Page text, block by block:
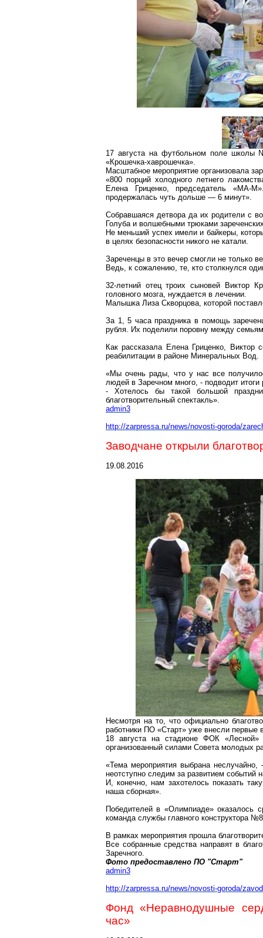
17 августа на футбольном поле школы
«Крошечка-хаврошечка».
Масштабное мероприятие организовала
«800 порций холодного летнего
Елена
Гриценко, председатель «МА-М
продержалась чуть дольше — 6 минут».
Собравшаяся детвора да их родители с
Голубаи волшебными трюками
Не меньший успех имели и байкеры,
в целях безопасности никого не катали.
Зареченцы в это вечер смогли не только
Ведь, к сожалению, те, кто столкнулся
32-летний отец троих сыновей Виктор
головного мозга, нуждается в лечении.
Малышка Лиза Скворцова, которой
За 1, 5 часа праздника в помощь
рубля. Их поделили поровну между
Как рассказала Елена Гриценко, Виктор
реабилитации в районе Минеральных Вод.
«Мы очень рады, что у нас все
людей в Заречном много, - подводит
- Хотелось бы такой большой
благотворительный спектакль».
admin3
http://zarpressa.ru/news/novosti-goroda/
Заводчане открыли
19.08.2016
Несмотря на то, что официально
работники ПО «Старт» уже внесли
18 августа на стадионе ФОК
организованный силами Совета молодых
«Тема мероприятия выбрана
неотступно следим за развитием событий
И, конечно, нам захотелось показать
наша сборная».
Победителей в «Олимпиаде» оказалось
команда службы главного конструктора
В рамках мероприятия прошла
Все собранные средства направят в
Заречного.
Фото предоставлено ПО "Старт"
admin3
http://zarpressa.ru/news/novosti-goroda/
Фонд «Неравнодушные
час»